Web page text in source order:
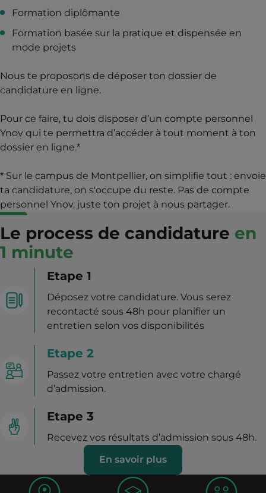
Formation diplômante
Formation basée sur la pratique et dispensée en
mode projets
Nous te proposons de déposer ton dossier de
candidature en ligne.
Pour ce faire, tu dois disposer d’un compte personnel
Ynov qui te permettra d’accéder à tout moment à ton
dossier en ligne.*
* Sur le campus de Montpellier, on simplifie tout : envoie
ta candidature, on s'occupe du reste. Pas de compte
personnel Ynov, juste ton projet à nous partager.
Le process de candidature en
1 minute
Etape 1
Déposez votre candidature. Vous serez
recontacté sous 48h pour planifier un
entretien selon vos disponibilités
Etape 2
Passez votre entretien avec votre chargé
d’admission.
Etape 3
Recevez vos résultats d’admission sous 48h.
En savoir plus